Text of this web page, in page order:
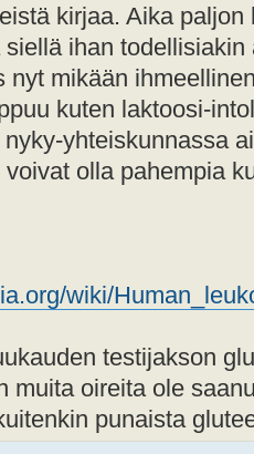
kirjaa. Aika
ihan
nyt mikään
kuten laktoosi-
yhteiskunnassa
olla pahempia
wiki/
testijakson
muita oireita ole
punaista